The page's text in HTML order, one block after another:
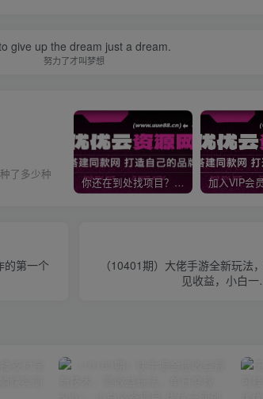
give up the dream just a dream.
努力了才叫梦想
了多少种
你还在到处找项目？还在当韭菜？我靠网创资源站一个月收入5万+，曾经我也是个失败者。
的第一个
（10401期）大佬手游全新玩
见收益，小白